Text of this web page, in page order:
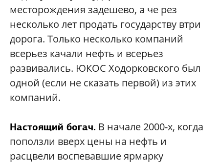
месторождения задешево, а че рез
несколько лет продать государству втри
дорога. Только несколько компаний
всерьез качали нефть и всерьез
развивались. ЮКОС Ходорковского был
одной (если не сказать первой) из этих
компаний.
Настоящий богач. В начале 2000-х, когда
поползли вверх цены на нефть и
расцвели воспевавшие ярмарку